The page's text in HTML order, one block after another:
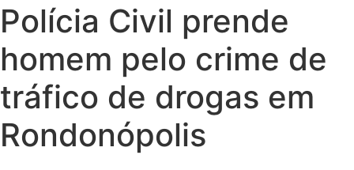
Polícia Civil prende
homem pelo crime de
tráfico de drogas em
Rondonópolis